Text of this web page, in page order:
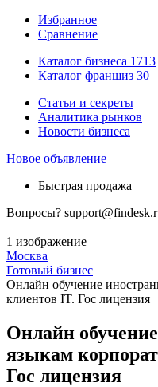
Избранное
Сравнение
Каталог бизнеса 1713
Каталог франшиз 30
Статьи и секреты
Аналитика рынков
Новости бизнеса
Новое объявление
Быстрая продажа
Вопросы?
1 изображение
Москва
Готовый бизнес
Онлайн обучение
клиентов IT. Гос лицензия
Онлайн
языкам
Гос лицензия